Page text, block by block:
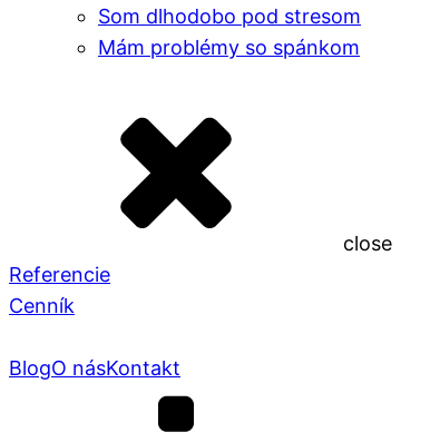
Som dlhodobo pod stresom
Mám problémy so spánkom
close
Referencie
Cenník
BlogO násKontakt